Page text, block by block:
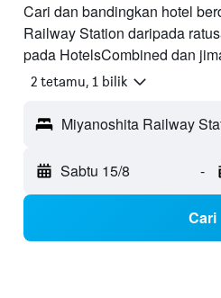
Cari dan bandingkan hotel
Railway Station daripada
pada HotelsCombined dan
2 tetamu, 1 bilik
Miyanoshita Railway
Sabtu 15/8 -
Cari